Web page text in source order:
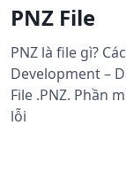
PNZ File
PNZ là file gì?
Development –
File .PNZ. Phần
lỗi